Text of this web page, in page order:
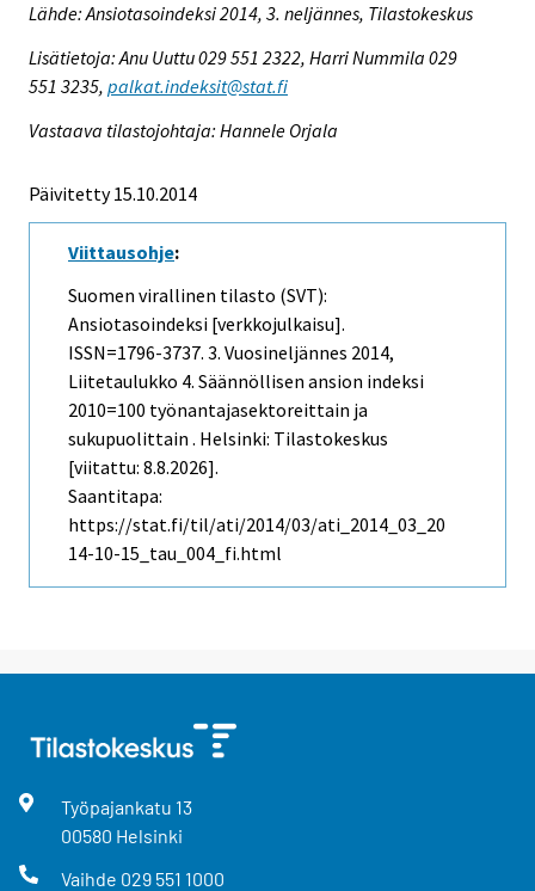
Lähde: Ansiotasoindeksi 2014, 3. neljännes, Tilastokeskus
Lisätietoja: Anu Uuttu 029 551 2322, Harri Nummila 029
551 3235, palkat.indeksit@stat.fi
Vastaava tilastojohtaja: Hannele Orjala
Päivitetty 15.10.2014
Viittausohje:
Suomen virallinen tilasto (SVT):
Ansiotasoindeksi [verkkojulkaisu].
ISSN=1796-3737. 3. Vuosineljännes 2014,
Liitetaulukko 4. Säännöllisen ansion indeksi
2010=100 työnantajasektoreittain ja
sukupuolittain . Helsinki: Tilastokeskus
[viitattu: 8.8.2026].
Saantitapa:
https://stat.fi/til/ati/2014/03/ati_2014_03_20
14-10-15_tau_004_fi.html
Työpajankatu 13
00580 Helsinki
Vaihde 029 551 1000